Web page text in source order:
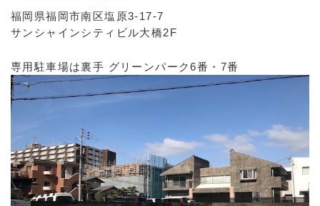
福岡県福岡市南区塩原3-17-7
サンシャインシティビル大橋2F
専用駐車場は裏手 グリーンパーク6番・7番